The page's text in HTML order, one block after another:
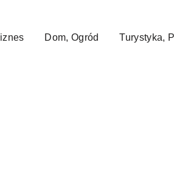
artykuły mają na celu
Dom, Ogród Turystyka,
kłopotliwa?